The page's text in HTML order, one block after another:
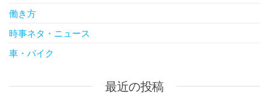
働き方
時事ネタ・ニュース
車・バイク
最近の投稿